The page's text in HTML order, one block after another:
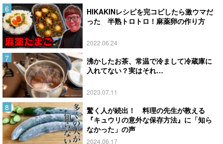
HIKAKINレシピを完コピしたら激ウマだ
った 半熟トロトロ！麻薬卵の作り方
2022.06.24
沸かしたお茶、常温で冷まして冷蔵庫に
入れてない？実はそれ…
2023.07.11
驚く人が続出！ 料理の先生が教える
『キュウリの意外な保存方法』に「知ら
なかった」の声
2024.06.17